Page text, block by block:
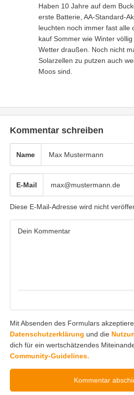
Haben 10 Jahre auf dem
erste Batterie, AA-Standard-
leuchten noch immer fast alle
kauf Sommer wie Winter
Wetter draußen. Noch nicht
Solarzellen zu putzen auch
Moos sind.
Kommentar schreiben
Name
E-Mail
Diese E-Mail-Adresse wird nicht
Mit Absenden des Formulars
Datenschutzerklärung und die
dich für ein wertschätzendes
Community-Guidelines.